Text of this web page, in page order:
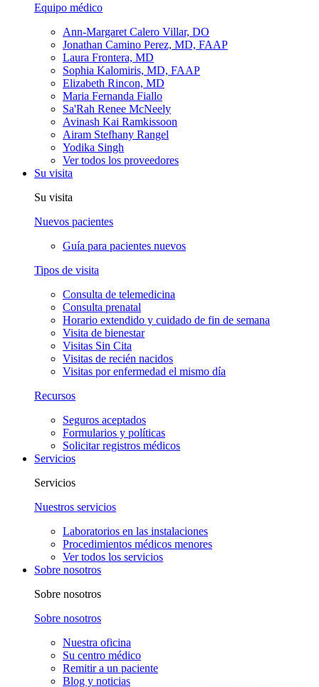
Equipo médico
Ann-Margaret Calero Villar, DO
Jonathan Camino Perez, MD, FAAP
Laura Frontera, MD
Sophia Kalomiris, MD, FAAP
Elizabeth Rincon, MD
Maria Fernanda Fiallo
Sa'Rah Renee McNeely
Avinash Kai Ramkissoon
Airam Stefhany Rangel
Yodika Singh
Ver todos los proveedores
Su visita
Su visita
Nuevos pacientes
Guía para pacientes nuevos
Tipos de visita
Consulta de telemedicina
Consulta prenatal
Horario extendido y cuidado de fin de semana
Visita de bienestar
Visitas Sin Cita
Visitas de recién nacidos
Visitas por enfermedad el mismo día
Recursos
Seguros aceptados
Formularios y políticas
Solicitar registros médicos
Servicios
Servicios
Nuestros servicios
Laboratorios en las instalaciones
Procedimientos médicos menores
Ver todos los servicios
Sobre nosotros
Sobre nosotros
Sobre nosotros
Nuestra oficina
Su centro médico
Remitir a un paciente
Blog y noticias